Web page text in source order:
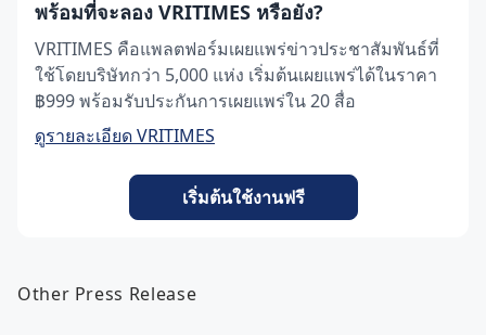
พร้อมที่จะลอง VRITIMES หรือยัง?
VRITIMES คือแพลตฟอร์มเผยแพร่ข่าวประชาสัมพันธ์ที่
ใช้โดยบริษัทกว่า 5,000 แห่ง เริ่มต้นเผยแพร่ได้ในราคา
฿999 พร้อมรับประกันการเผยแพร่ใน 20 สื่อ
ดูรายละเอียด VRITIMES
เริ่มต้นใช้งานฟรี
Other Press Release